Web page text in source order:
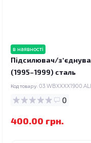
в наявності
Підсилювач/
(1995–1999) сталь
Код товару:
0
400.00 грн.